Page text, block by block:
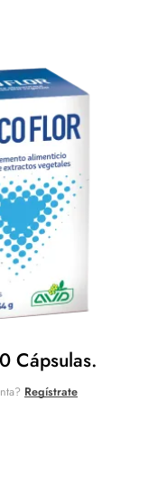
Cápsulas.
Regístrate